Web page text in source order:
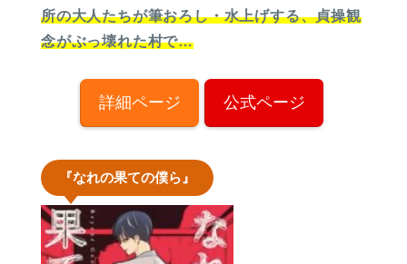
所の大人たちが筆おろし・水上げする、貞操観
念がぶっ壊れた村で…
詳細ページ 公式ページ
『なれの果ての僕ら』